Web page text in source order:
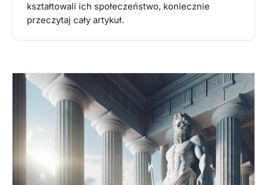
kształtowali ich społeczeństwo, koniecznie
przeczytaj cały artykuł.